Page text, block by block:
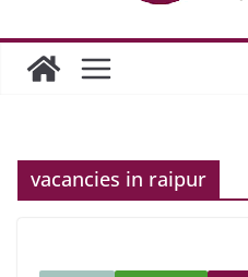
vacancies in raipur